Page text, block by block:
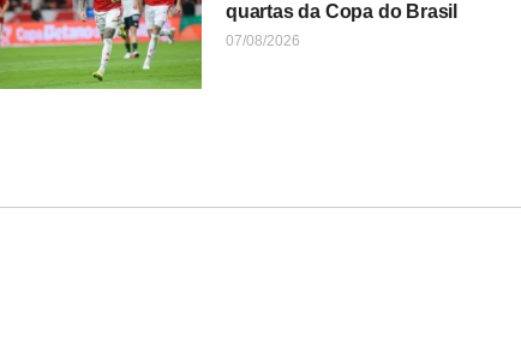
quartas da Copa do Brasil
07/08/2026